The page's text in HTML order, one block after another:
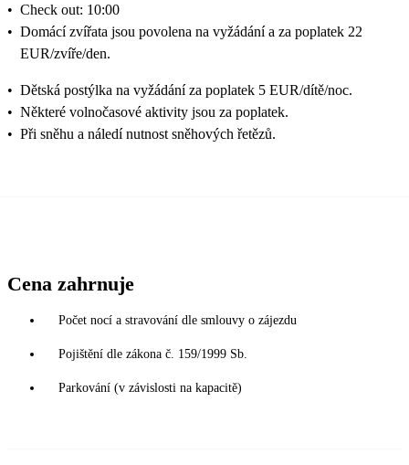
• Check out: 10:00
• Domácí zvířata jsou povolena na vyžádání a za poplatek 22
EUR/zvíře/den.
• Dětská postýlka na vyžádání za poplatek 5 EUR/dítě/noc.
• Některé volnočasové aktivity jsou za poplatek.
• Při sněhu a náledí nutnost sněhových řetězů.
Cena zahrnuje
Počet nocí a stravování dle smlouvy o zájezdu
Pojištění dle zákona č. 159/1999 Sb.
Parkování (v závislosti na kapacitě)